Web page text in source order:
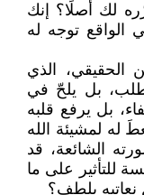
لك أصلًا؟ إنك
توجه له
الحقيقي، الذي
بل يلحّ في
بل يرفع قلبه
له لمشيئة الله
الشائعة، قد
للتأثير على ما
نعاتبه بلطف؟